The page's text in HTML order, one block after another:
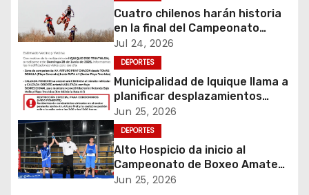
ó
n
d
e
e
Cuatro chilenos harán historia
en la final del Campeonato
Amateur de Motocross más
importante del mundo
Jul 24, 2026
DEPORTES
Municipalidad de Iquique llama a
planificar desplazamientos
durante Iquique 5150 Triathlon
Jun 25, 2026
DEPORTES
Alto Hospicio da inicio al
Campeonato de Boxeo Amateur
Olímpico Guantes de Oro
Jun 25, 2026